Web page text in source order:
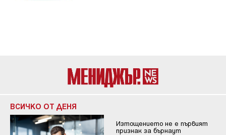
ВСИЧКО ОТ ДЕНЯ
Изтощението не е първият
признак за бърнаут